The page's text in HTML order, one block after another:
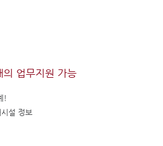
의 업무지원 가능
!
설 정보